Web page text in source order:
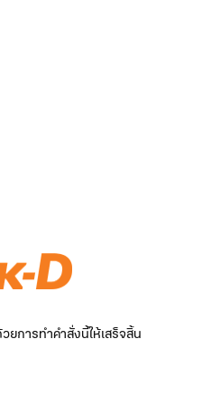
การทำคำสั่งนี้ให้เสร็จสิ้น